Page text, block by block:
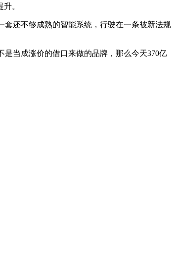
。
还不够成熟的智能系统，行驶在一条被新法规
当成涨价的借口来做的品牌，那么今天370亿